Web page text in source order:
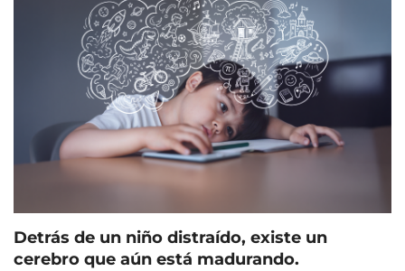
Detrás de un niño distraído, existe un
cerebro que aún está madurando.